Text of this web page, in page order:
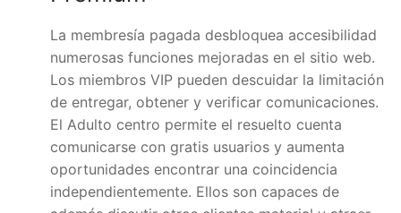
La membresía pagada desbloquea accesibilidad
numerosas funciones mejoradas en el sitio web.
Los miembros VIP pueden descuidar la limitación
de entregar, obtener y verificar comunicaciones.
El Adulto centro permite el resuelto cuenta
comunicarse con gratis usuarios y aumenta
oportunidades encontrar una coincidencia
independientemente. Ellos son capaces de